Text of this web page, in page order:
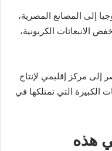
إلى المصانع المصرية،
الانبعاثات الكربونية،
إلى مركز إقليمي لإنتاج
الكبيرة التي تمتلكها في
هذه